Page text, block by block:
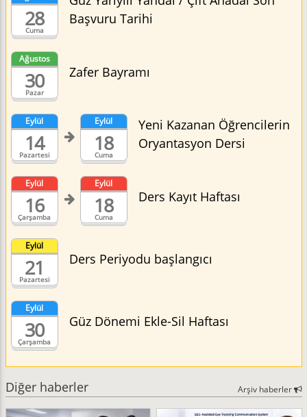
Cuma
28
Başvuru Tarihi
Pazar
Ağustos
30 Zafer Bayramı
Pazartesi
Eylül
14 Cuma
Eylül
18
Yeni Kazanan Öğrencilerin
Oryantasyon Dersi
Çarşamba
Eylül
16 Cuma
Eylül
18 Ders Kayıt Haftası
Pazartesi
Eylül
21 Ders Periyodu başlangıcı
Çarşamba
Eylül
30 Güz Dönemi Ekle-Sil Haftası
Diğer haberler Arşiv haberler